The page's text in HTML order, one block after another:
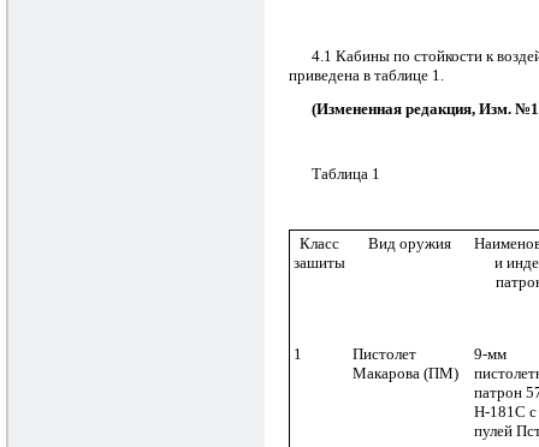
4.1 Кабины по стойкости к
приведена в таблице 1.
(Измененная редакция, Изм.
Таблица 1
Класс
зашиты
Вид оружия
и
1
Пистолет
Макарова (ПМ)
9-мм
патрон
Н-181С с
пулей